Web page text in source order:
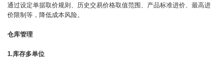
通过设定单据取价规则、历史交易价格取值范围、产品标准进价、最高进
价限制等，降低成本风险。
仓库管理
1.库存多单位